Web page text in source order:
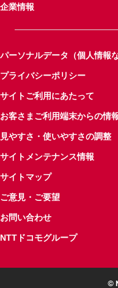
企業情報
パーソナルデータ（個人情報
プライバシーポリシー
サイトご利用にあたって
お客さまご利用端末からの情
見やすさ・使いやすさの調整
サイトメンテナンス情報
サイトマップ
ご意見・ご要望
お問い合わせ
NTTドコモグループ
©